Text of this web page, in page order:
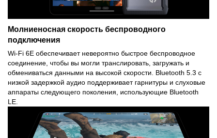
Молниеносная скорость беспроводного
подключения
Wi-Fi 6E обеспечивает невероятно быстрое беспроводное
соединение, чтобы вы могли транслировать, загружать и
обмениваться данными на высокой скорости. Bluetooth 5.3 с
низкой задержкой аудио поддерживает гарнитуры и слуховые
аппараты следующего поколения, использующие Bluetooth
LE.